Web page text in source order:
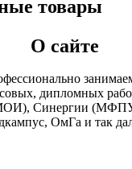
товары
О сайте
дипломных
Синергии
ОмГа и так